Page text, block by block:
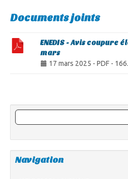
Documents joints
ENEDIS - Avis coupure
mars
17 mars 2025 - PDF -
Navigation